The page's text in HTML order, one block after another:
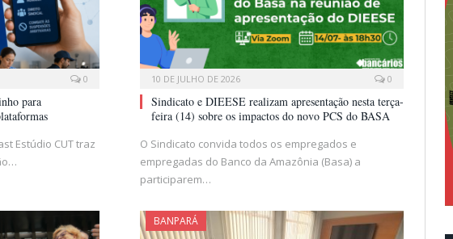
0
para
Estúdio CUT traz
10 DE JULHO DE 2026 0
Sindicato e DIEESE realizam apresentação nesta terça-
feira (14) sobre os impactos do novo PCS do BASA
O Sindicato convida todos os empregados e
empregadas do Banco da Amazônia (Basa) a
participarem…
BANPARÁ